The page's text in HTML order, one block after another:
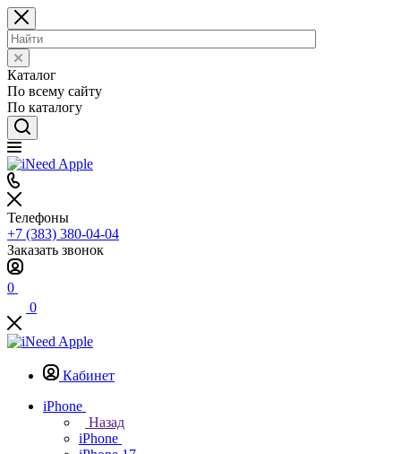
Каталог
По всему сайту
По каталогу
Телефоны
+7 (383) 380-04-04
Заказать звонок
0
0
Кабинет
iPhone
Назад
iPhone